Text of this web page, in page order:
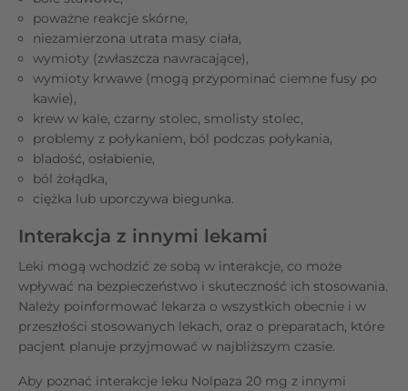
poważne reakcje skórne,
niezamierzona utrata masy ciała,
wymioty (zwłaszcza nawracające),
wymioty krwawe (mogą przypominać ciemne fusy po
kawie),
krew w kale, czarny stolec, smolisty stolec,
problemy z połykaniem, ból podczas połykania,
bladość, osłabienie,
ból żołądka,
ciężka lub uporczywa biegunka.
Interakcja z innymi lekami
Leki mogą wchodzić ze sobą w interakcje, co może
wpływać na bezpieczeństwo i skuteczność ich stosowania.
Należy poinformować lekarza o wszystkich obecnie i w
przeszłości stosowanych lekach, oraz o preparatach, które
pacjent planuje przyjmować w najbliższym czasie.
Aby poznać interakcje leku Nolpaza 20 mg z innymi